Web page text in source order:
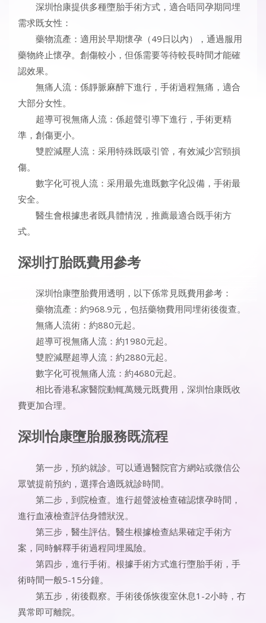
深圳怡康提供多種墮胎手術方式，適合唔同孕期同埋
需求既女性：
藥物流產：適用於早期懷孕（49日以內），通過服用
藥物終止懷孕。創傷較小，但係需要等待較長時間才能確
認效果。
無痛人流：係靜脈麻醉下進行，手術過程無痛，適合
大部分女性。
超導可視無痛人流：係超聲引導下進行，手術更精
準，創傷更小。
雙腔減壓人流：采用特殊既吸引管，有效減少宮頸損
傷。
數字化可視人流：采用最先進既數字化設備，手術最
安全。
醫生會根據患者既具體情況，推薦最適合既手術方
式。
深圳打胎既費用參考
深圳怡康墮胎費用透明，以下係常見既費用參考：
藥物流產：約968.9元，包括藥物費用同埋術後復查。
無痛人流術：約880元起。
超導可視無痛人流：約1980元起。
雙腔減壓超導人流：約2880元起。
數字化可視無痛人流：約4680元起。
相比香港私家醫院動輒萬幾元既費用，深圳怡康既收
費更加合理。
深圳怡康墮胎服務既流程
第一步，預約就診。可以通過醫院官方網站或微信公
眾號提前預約，選擇合適既就診時間。
第二步，到院檢查。進行超聲波檢查確認懷孕時間，
進行血液檢查評估身體狀況。
第三步，醫生評估。醫生根據檢查結果確定手術方
案，同時解釋手術過程同埋風險。
第四步，進行手術。根據手術方式進行墮胎手術，手
術時間一般5-15分鐘。
第五步，術後觀察。手術後係恢復室休息1-2小時，冇
異常即可離院。